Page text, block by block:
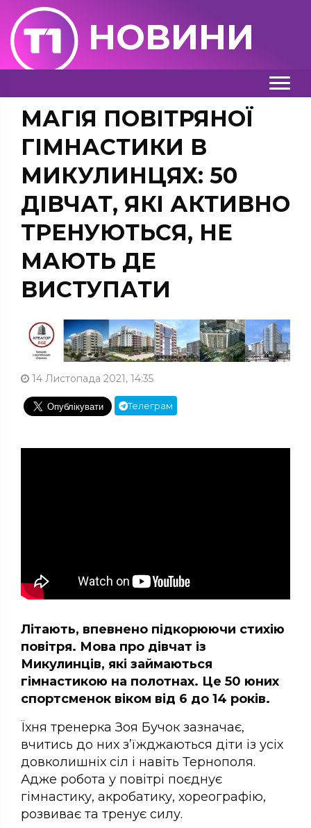
НОВИНИ
МАГІЯ ПОВІТРЯНОЇ
ГІМНАСТИКИ В
МИКУЛИНЦЯХ: 50
ДІВЧАТ, ЯКІ АКТИВНО
ТРЕНУЮТЬСЯ, НЕ
МАЮТЬ ДЕ
ВИСТУПАТИ
14 Листопада 2021, 14:35
Телеграм
Літають, впевнено підкорюючи стихію
повітря. Мова про дівчат із
Микулинців, які займаються
гімнастикою на полотнах. Це 50 юних
спортсменок віком від 6 до 14 років.
Їхня тренерка Зоя Бучок зазначає,
вчитись до них з’їжджаються діти із усіх
довколишніх сіл і навіть Тернополя.
Адже робота у повітрі поєднує
гімнастику, акробатику, хореографію,
розвиває та тренує силу.